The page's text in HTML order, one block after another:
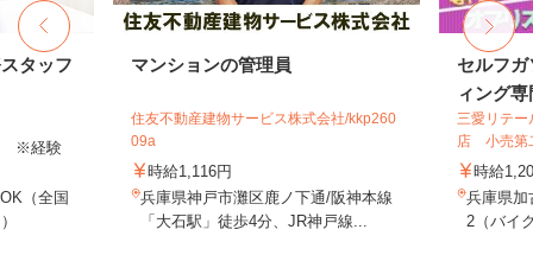
タッフ
※経験
（全国
マンションの管理員
住友不動産建物サービス株式会社/kkp260
09a
時給1,116円
兵庫県神戸市灘区鹿ノ下通/阪神本線
「大石駅」徒歩4分、JR神戸線...
セルフ
ィング
三愛リテ
店 小売第
時給
兵庫県加
2（バイ